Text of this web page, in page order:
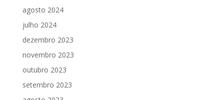
agosto 2024
julho 2024
dezembro 2023
novembro 2023
outubro 2023
setembro 2023